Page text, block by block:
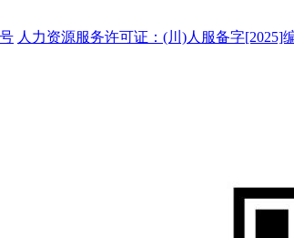
人力资源服务许可证：(川)人服备字[2025]